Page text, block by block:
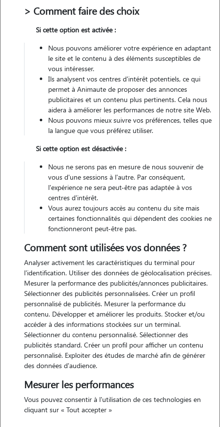
2 animaux
Contacter
L'envoi d'une demande est sans engagement
Motivation
je m'appelle ciline, et je suis une grande passionnée des animaux.
depuis toujours, j'aime prendre soin d'eux, les comprendre et leur
apporter toute l'affection et l'attention dont ils ont besoin. garder des
animaux en tant que pet-sitter est pour moi une véritable vocation,
car cela me permet de combiner ma passion avec une activité
enrichissante. j'apprécie leur compagnie et je suis attentive à leur
bien-être, que ce soit pour les nourrir, les promener ou simplement
leur offrir du réconfort en l'absence de leurs propriétaires. sérieuse et
responsable, je m'engage à m'occuper des animaux avec douceur et
respect, en veillant à leur sécurité et à leur bonheur. ce serait un
> Comment faire des choix
Si cette option est activée :
Nous pouvons améliorer votre expérience en adaptant
le site et le contenu à des éléments susceptibles de
vous intéresser.
Ils analysent vos centres d'intérêt potentiels, ce qui
permet à Animaute de proposer des annonces
publicitaires et un contenu plus pertinents. Cela nous
aidera à améliorer les performances de notre site Web.
Nous pouvons mieux suivre vos préférences, telles que
la langue que vous préférez utiliser.
Si cette option est désactivée :
Nous ne serons pas en mesure de nous souvenir de
vous d'une sessions à l'autre. Par conséquent,
l'expérience ne sera peut-être pas adaptée à vos
centres d'intérêt.
Vous aurez toujours accès au contenu du site mais
certaines fonctionnalités qui dépendent des cookies ne
fonctionneront peut-être pas.
Comment sont utilisées vos données ?
Analyser activement les caractéristiques du terminal pour
l'identification. Utiliser des données de géolocalisation précises.
Mesurer la performance des publicités/annonces publicitaires.
Sélectionner des publicités personnalisées. Créer un profil
personnalisé de publicités. Mesurer la performance du
contenu. Développer et améliorer les produits. Stocker et/ou
accéder à des informations stockées sur un terminal.
Sélectionner du contenu personnalisé. Sélectionner des
publicités standard. Créer un profil pour afficher un contenu
personnalisé. Exploiter des études de marché afin de générer
des données d'audience.
Mesurer les performances
Vous pouvez consentir à l'utilisation de ces technologies en
cliquant sur « Tout accepter »